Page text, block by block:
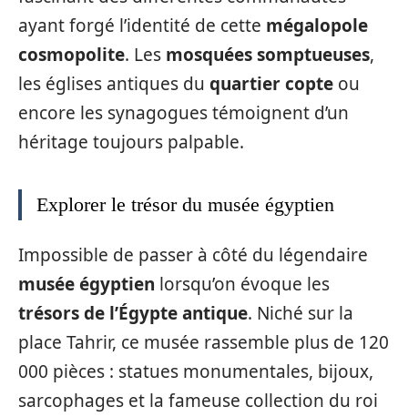
ayant forgé l’identité de cette mégalopole
cosmopolite. Les mosquées somptueuses,
les églises antiques du quartier copte ou
encore les synagogues témoignent d’un
héritage toujours palpable.
Explorer le trésor du musée égyptien
Impossible de passer à côté du légendaire
musée égyptien lorsqu’on évoque les
trésors de l’Égypte antique. Niché sur la
place Tahrir, ce musée rassemble plus de 120
000 pièces : statues monumentales, bijoux,
sarcophages et la fameuse collection du roi